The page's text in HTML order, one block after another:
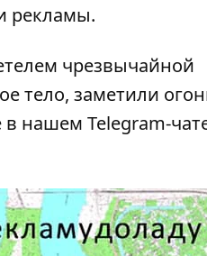
рекламы.
чрезвычайной
тело, заметили
нашем Telegram-